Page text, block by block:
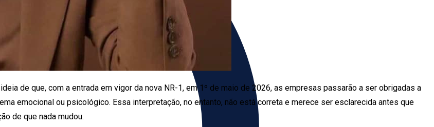
de que, com a entrada em vigor da nova NR-1, em 1º de maio de 2026, as empresas passarão a ser obrigadas a
emocional ou psicológico. Essa interpretação, no entanto, não está correta e merece ser esclarecida antes que
de que nada mudou.